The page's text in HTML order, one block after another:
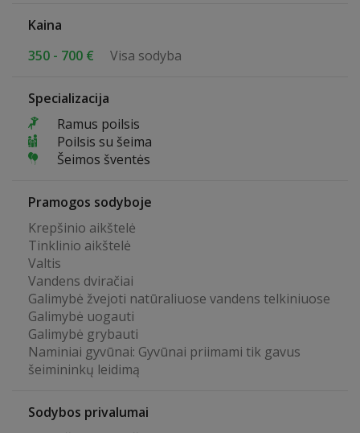
Kaina
350 - 700 €
Visa sodyba
Specializacija
Ramus poilsis
Poilsis su šeima
Šeimos šventės
Pramogos sodyboje
Krepšinio aikštelė
Tinklinio aikštelė
Valtis
Vandens dviračiai
Galimybė žvejoti natūraliuose vandens telkiniuose
Galimybė uogauti
Galimybė grybauti
Naminiai gyvūnai: Gyvūnai priimami tik gavus
šeimininkų leidimą
Sodybos privalumai